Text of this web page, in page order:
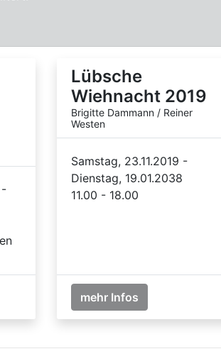
Lübsche
Wiehnacht 2019
Brigitte Dammann / Reiner
Westen
Samstag, 23.11.2019 -
Dienstag, 19.01.2038
11.00 - 18.00
mehr Infos